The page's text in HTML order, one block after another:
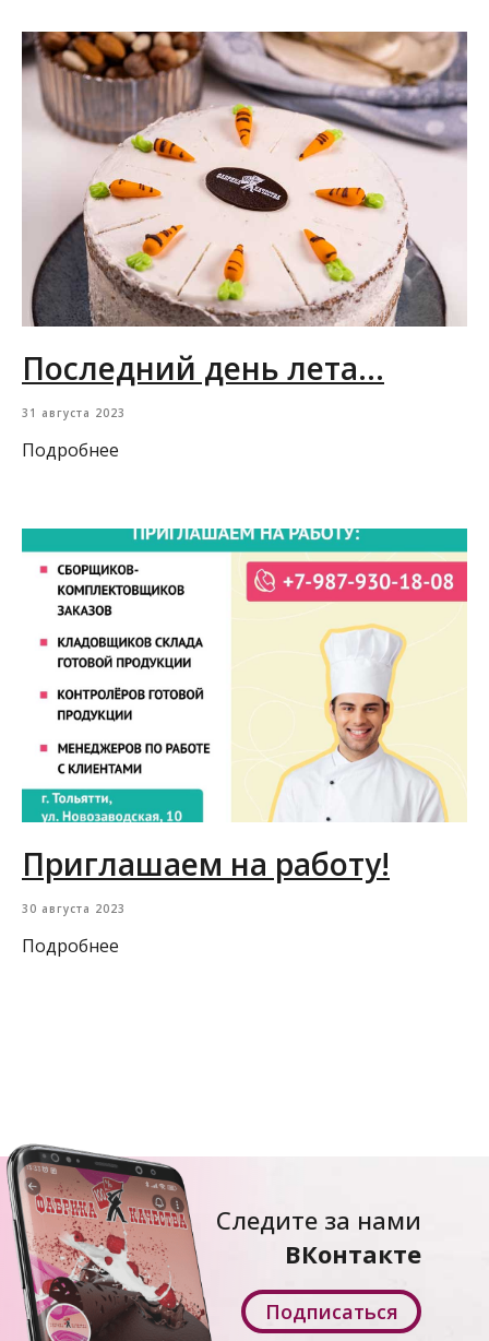
Последний день лета...
31 августа 2023
Подробнее
Приглашаем на работу!
30 августа 2023
Подробнее
Следите за нами
ВКонтакте
Подписаться